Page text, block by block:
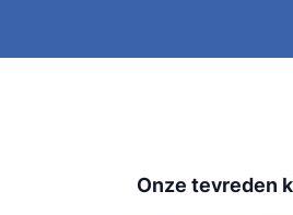
Onze tevreden